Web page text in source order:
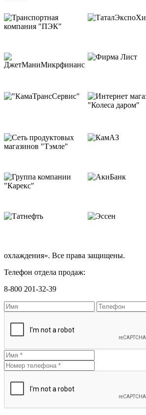
охлаждения». Все права защищены.
Телефон отдела продаж:
8-800 201-32-39